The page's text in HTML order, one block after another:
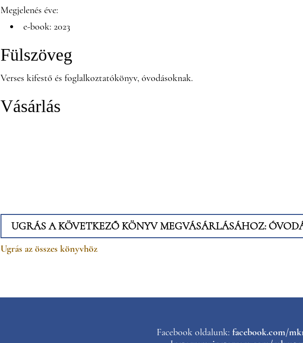
Megjelenés éve:
e-book: 2023
Fülszöveg
Verses kifestő és foglalkoztatókönyv, óvodásoknak.
Vásárlás
UGRÁS A KÖVETKEZŐ KÖNYV MEGVÁSÁRLÁSÁHOZ:
Ugrás az összes könyvhöz
Facebook oldalunk:facebook.com/